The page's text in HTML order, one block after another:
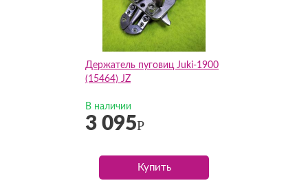
Держатель пуговиц Juki-1900
(15464) JZ
В наличии
3 095Р
Купить